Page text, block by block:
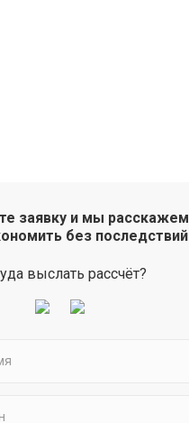
заявку и мы расскажем
без последствий
выслать рассчёт?